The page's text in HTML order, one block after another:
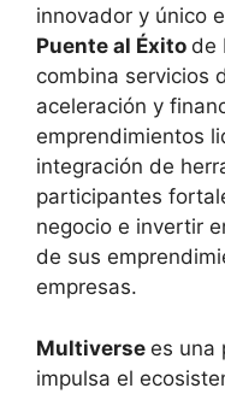
innovador y único
Puente al Éxito de
combina servicios
aceleración y
emprendimientos
integración de
participantes
negocio e invertir
de sus
empresas.
Multiverse es una
impulsa el